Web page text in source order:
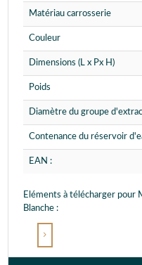
Matériau carrosserie
Couleur
Dimensions (L x Px H)
Poids
Diamètre du groupe
Contenance du réservoir
EAN :
Eléments à télécharger pour
Blanche :